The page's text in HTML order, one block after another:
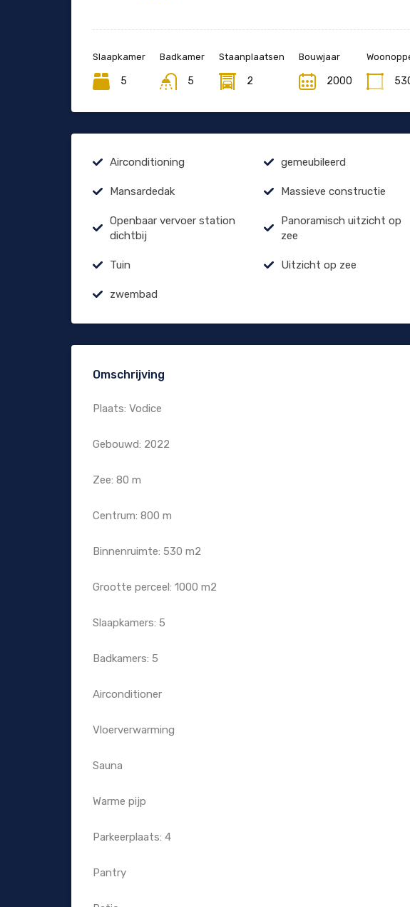
Slaapkamer
5
Badkamer
5
Staanplaatsen
2
Bouwjaar
2000
Airconditioning gemeubileerd
Mansardedak Massieve constructie
Openbaar vervoer station
dichtbij
Panoramisch uitzicht op
zee
Tuin Uitzicht op zee
zwembad
Omschrijving
Plaats: Vodice
Gebouwd: 2022
Zee: 80 m
Centrum: 800 m
Binnenruimte: 530 m2
Grootte perceel: 1000 m2
Slaapkamers: 5
Badkamers: 5
Airconditioner
Vloerverwarming
Sauna
Warme pijp
Parkeerplaats: 4
Pantry